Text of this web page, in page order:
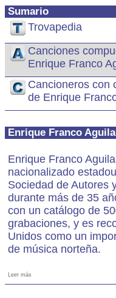
Sumario
Trovapedia
Canciones
Enrique Franco
Cancioneros con
de Enrique
Enrique Franco
Enrique Franco
nacionalizado
Sociedad de Autores
durante más de 35
con un catálogo de
grabaciones, y es
Unidos como un
de música norteña.
Leer más